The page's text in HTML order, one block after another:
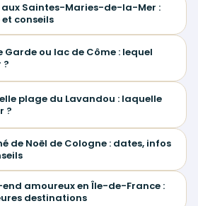
aux Saintes-Maries-de-la-Mer :
conseils
Garde ou lac de Côme : lequel
?
plage du Lavandou : laquelle
?
de Noël de Cologne : dates, infos
end amoureux en Île-de-France :
destinations